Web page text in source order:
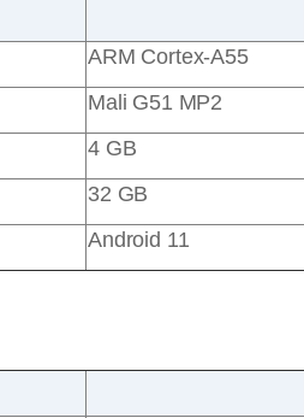
ARM Cortex-A55
Mali G51 MP2
4 GB
32 GB
Android 11